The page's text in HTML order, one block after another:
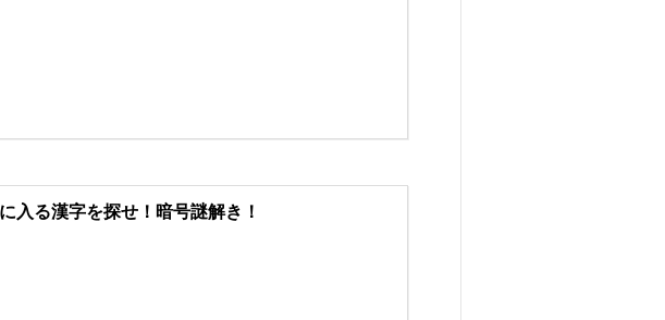
入る漢字を探せ！暗号謎解き！